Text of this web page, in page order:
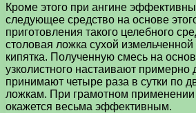
Кроме этого при ангине
следующее средство на основе
приготовления такого целебного
столовая ложка сухой
кипятка. Полученную смесь на
узколистного настаивают примерно
принимают четыре раза в сутки по
ложкам. При грамотном применении
окажется весьма эффективным.